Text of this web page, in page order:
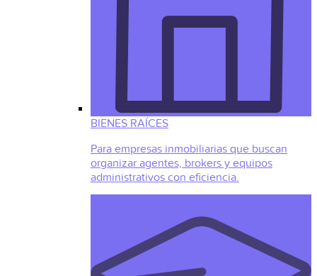
BIENES RAÍCES
Para empresas inmobiliarias que buscan
organizar agentes, brokers y equipos
administrativos con eficiencia.